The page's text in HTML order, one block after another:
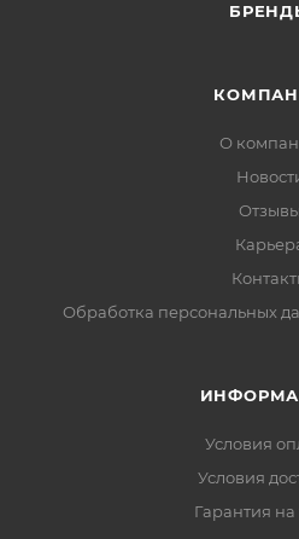
О
Отзывы
Обработка персональных
Условия
Условия
Гарантия на